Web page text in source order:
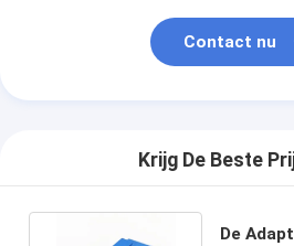
Contact nu
Krijg De Beste
De